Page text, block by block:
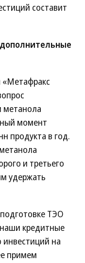
составит
«Метафракс
метанола
момент
продукта в год.
и третьего
удержать
ТЭО
кредитные
инвестиций на
примем